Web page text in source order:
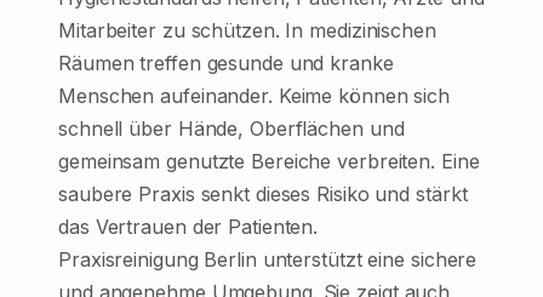
Mitarbeiter zu schützen. In medizinischen
Räumen treffen gesunde und kranke
Menschen aufeinander. Keime können sich
schnell über Hände, Oberflächen und
gemeinsam genutzte Bereiche verbreiten. Eine
saubere Praxis senkt dieses Risiko und stärkt
das Vertrauen der Patienten.
Praxisreinigung Berlin unterstützt eine sichere
und angenehme Umgebung. Sie zeigt auch,